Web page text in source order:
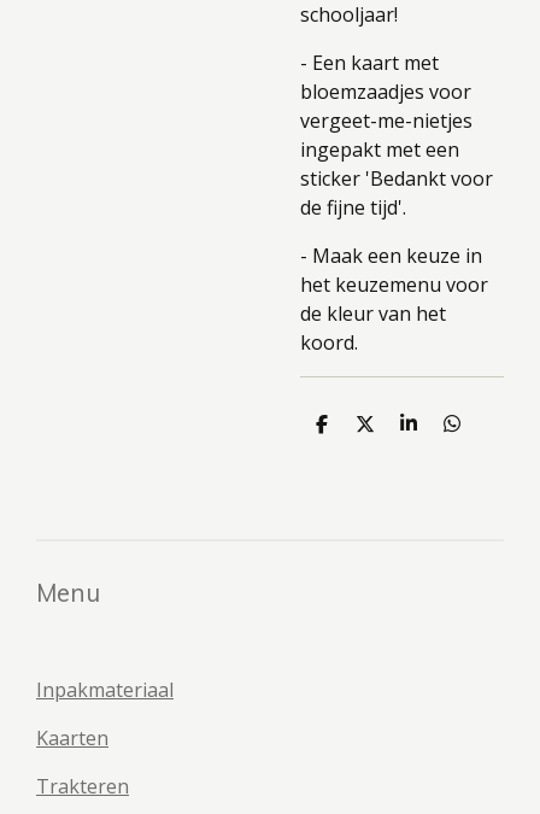
schooljaar!
- Een kaart met
bloemzaadjes voor
vergeet-me-nietjes
ingepakt met een
sticker 'Bedankt voor
de fijne tijd'.
- Maak een keuze in
het keuzemenu voor
de kleur van het
koord.
D
D
S
D
Menu
Inpakmateriaal
Kaarten
Trakteren